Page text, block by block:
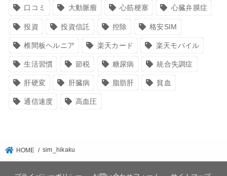
口コミ 大動脈瘤 心筋梗塞 心臓弁膜症
投資 投資信託 控除 格安SIM
椎間板ヘルニア 楽天カード 楽天モバイル
生活習慣 節税 糖尿病 統合失調症
肝硬変 肝臓病 脂肪肝 貧血
通信速度 高血圧
HOME sim_hikaku